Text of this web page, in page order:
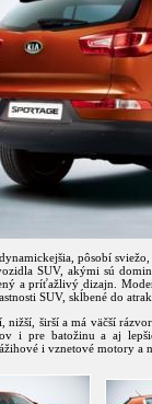
pôsobí
SUV, akými sú
a príťažlivý dizajn.
SUV, skĺbené do
nižší, širší a má väčší
i pre batožinu a aj
i vznetové motory a